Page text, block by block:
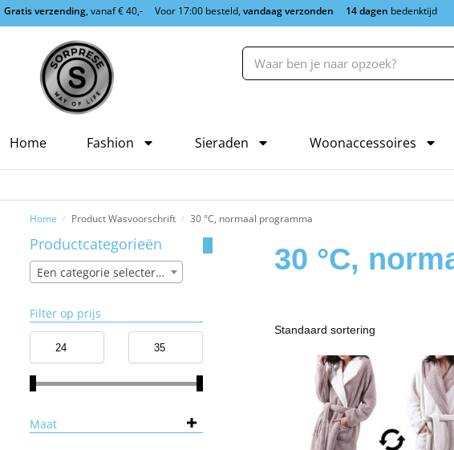
Gratis verzending, vanaf € 40,- Voor 17:00 besteld,vandaag verzonden 14 dagen bedenktijd
Home Fashion Sieraden Woonaccessoires
Home / Product Wasvoorschrift / 30 °C, normaal programma
30 °C,
Productcategorieën
Een categorie selecteren
Filter op prijs
Maat